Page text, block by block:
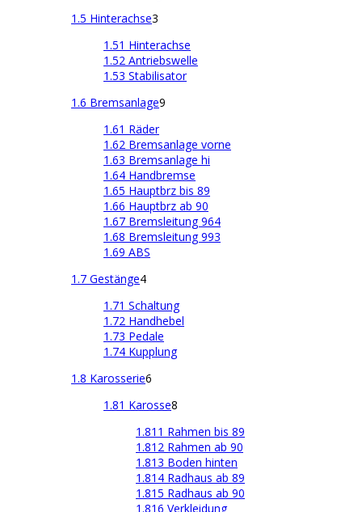
1.5 Hinterachse3
1.51 Hinterachse
1.52 Antriebswelle
1.53 Stabilisator
1.6 Bremsanlage9
1.61 Räder
1.62 Bremsanlage vorne
1.63 Bremsanlage hi
1.64 Handbremse
1.65 Hauptbrz bis 89
1.66 Hauptbrz ab 90
1.67 Bremsleitung 964
1.68 Bremsleitung 993
1.69 ABS
1.7 Gestänge4
1.71 Schaltung
1.72 Handhebel
1.73 Pedale
1.74 Kupplung
1.8 Karosserie6
1.81 Karosse8
1.811 Rahmen bis 89
1.812 Rahmen ab 90
1.813 Boden hinten
1.814 Radhaus ab 89
1.815 Radhaus ab 90
1.816 Verkleidung